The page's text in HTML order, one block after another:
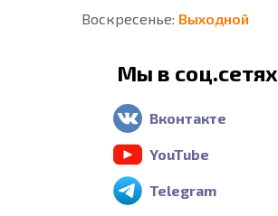
Воскресенье: Выходной
Мы в соц.сетях
Вконтакте
YouTube
Telegram